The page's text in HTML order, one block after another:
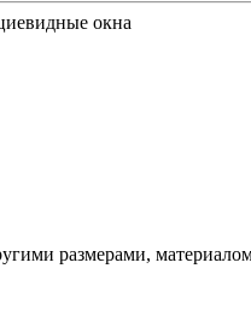
окна
размерами,